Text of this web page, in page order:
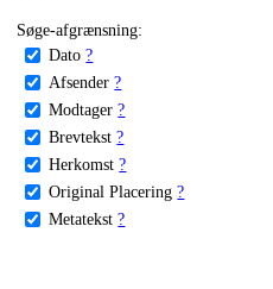
Søge-afgrænsning:
Dato ?
Afsender ?
Modtager ?
Brevtekst ?
Herkomst ?
Original Placering ?
Metatekst ?